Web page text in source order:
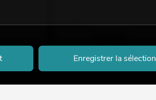
0,95€
Enregistrer la sélection